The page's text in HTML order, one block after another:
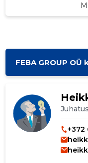
FEBA GROUP
+372